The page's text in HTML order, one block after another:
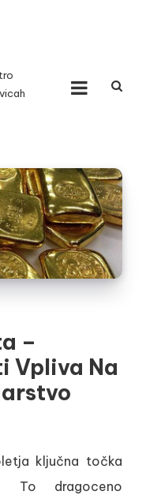
–
Vpliva Na
ključna točka
To dragoceno